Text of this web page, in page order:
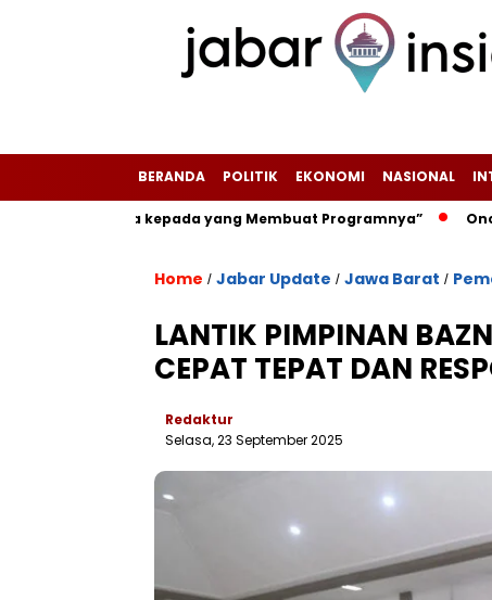
BERANDA POLITIK EKONOMI NASIONAL
Saja kepada yang Membuat Programnya”‎ Once Mekel
Home / Jabar Update / Jawa Barat /
LANTIK PIMPINAN
CEPAT TEPAT DAN
Redaktur
Selasa, 23 September 2025